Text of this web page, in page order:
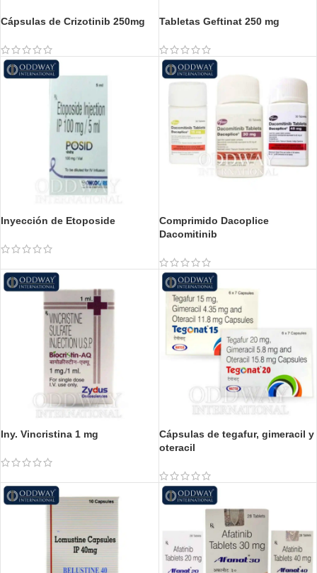
Cápsulas de Crizotinib 250mg Tabletas Geftinat 250 mg
Inyección de Etoposide
Comprimido Dacoplice
Dacomitinib
Iny. Vincristina 1 mg
Cápsulas de tegafur, gimeracil y
oteracil